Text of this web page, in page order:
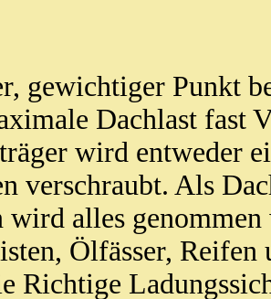
gewichtiger Punkt
Dachlast fast
wird entweder
verschraubt. Als
wird alles
Ölfässer, Reifen
Richtige